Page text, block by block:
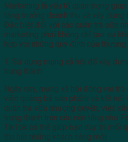
Marketing là yếu tố quan trọng giúp
tăng trưởng doanh thu và xây dựng
Đặc biệt đối với các quán trà sữa
marketing phải không chỉ tạo sự
hợp với những quy định của thương
1. Sử dụng mạng xã hội để xây
trung thành
Ngày nay, mạng xã hội đóng vai
việc quảng bá sản phẩm và kết nối
quán trà sữa nhượng quyền, việc
trung thành trên các nền tảng như
TikTok có thể giúp bạn duy trì mối
thu hút những khách hàng mới.